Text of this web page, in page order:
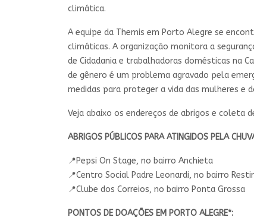
climática.
A equipe da Themis em Porto Alegre se
climáticas. A organização monitora a
de Cidadania e trabalhadoras domésticas na
de gênero é um problema agravado pela
medidas para proteger a vida das mulheres e
Veja abaixo os endereços de abrigos e coleta
ABRIGOS PÚBLICOS PARA ATINGIDOS PELA
📍Pepsi On Stage, no bairro Anchieta
📍Centro Social Padre Leonardi, no bairro
📍Clube dos Correios, no bairro Ponta Grossa
PONTOS DE DOAÇÕES EM PORTO ALEGRE*: